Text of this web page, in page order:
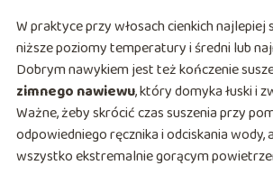
W praktyce przy włosach cienkich najlepiej
niższe poziomy temperatury i średni lub
Dobrym nawykiem jest też kończenie
zimnego nawiewu, który domyka łuski i
Ważne, żeby skrócić czas suszenia przy
odpowiedniego ręcznika i odciskania wody,
wszystko ekstremalnie gorącym